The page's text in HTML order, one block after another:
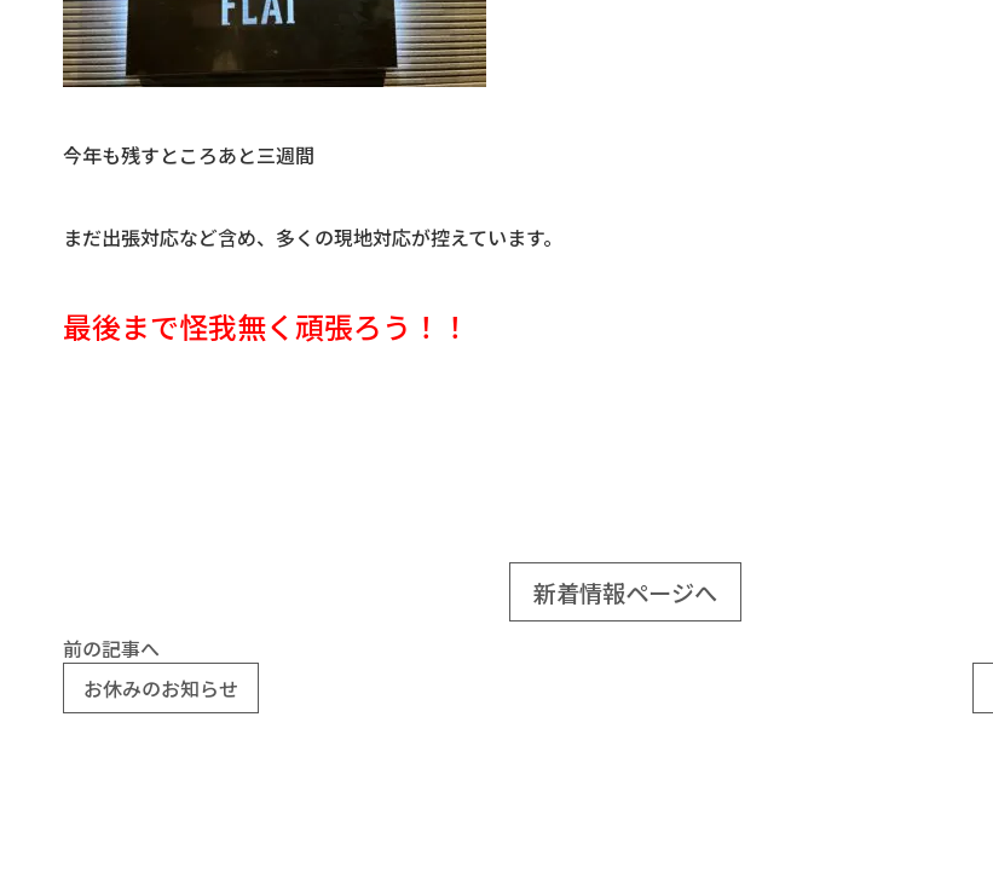
今年も残すところあと三週間
まだ出張対応など含め、多くの現地対応が控えています。
最後まで怪我無く頑張ろう！！
新着情報ページへ
前の記事へ
お休みのお知らせ